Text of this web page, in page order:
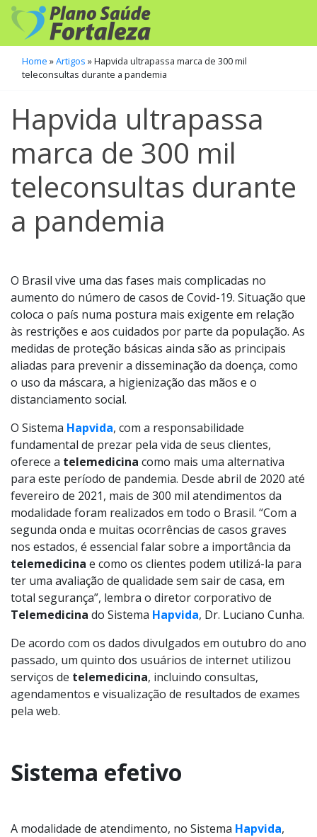
Home »Artigos »Hapvida ultrapassa marca de 300 mil
teleconsultas durante a pandemia
Hapvida ultrapassa
marca de 300 mil
teleconsultas durante
a pandemia
O Brasil vive uma das fases mais complicadas no
aumento do número de casos de Covid-19. Situação que
coloca o país numa postura mais exigente em relação
às restrições e aos cuidados por parte da população. As
medidas de proteção básicas ainda são as principais
aliadas para prevenir a disseminação da doença, como
o uso da máscara, a higienização das mãos e o
distanciamento social.
O Sistema Hapvida, com a responsabilidade
fundamental de prezar pela vida de seus clientes,
oferece a telemedicina como mais uma alternativa
para este período de pandemia. Desde abril de 2020 até
fevereiro de 2021, mais de 300 mil atendimentos da
modalidade foram realizados em todo o Brasil. “Com a
segunda onda e muitas ocorrências de casos graves
nos estados, é essencial falar sobre a importância da
telemedicina e como os clientes podem utilizá-la para
ter uma avaliação de qualidade sem sair de casa, em
total segurança”, lembra o diretor corporativo de
Telemedicina do Sistema Hapvida, Dr. Luciano Cunha.
De acordo com os dados divulgados em outubro do ano
passado, um quinto dos usuários de internet utilizou
serviços de telemedicina, incluindo consultas,
agendamentos e visualização de resultados de exames
pela web.
Sistema efetivo
A modalidade de atendimento, no Sistema Hapvida,